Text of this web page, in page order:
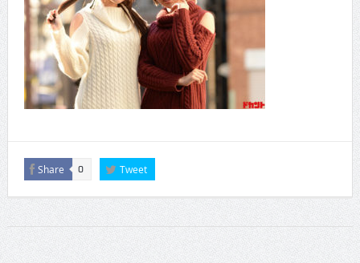
Share 0 Tweet